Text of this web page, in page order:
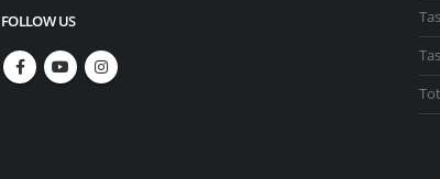
FOLLOW US